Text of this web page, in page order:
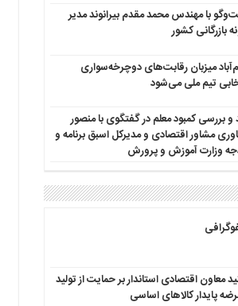
با مهندس محمد مقدم بیرانوند مدیر
بازرگانی کشور
میزبان رقابت‌های دوچرخه‌سواری
تیم ملی می‌شود
و بررسی کمبود معلم در گفتگوی با منصور
مشاور اقتصادی و مدیرکل اسبق برنامه و
وزارت آموزش و پرورش
معاون اقتصادی استاندار بر حمایت از تولید
پایدار کالاهای اساسی